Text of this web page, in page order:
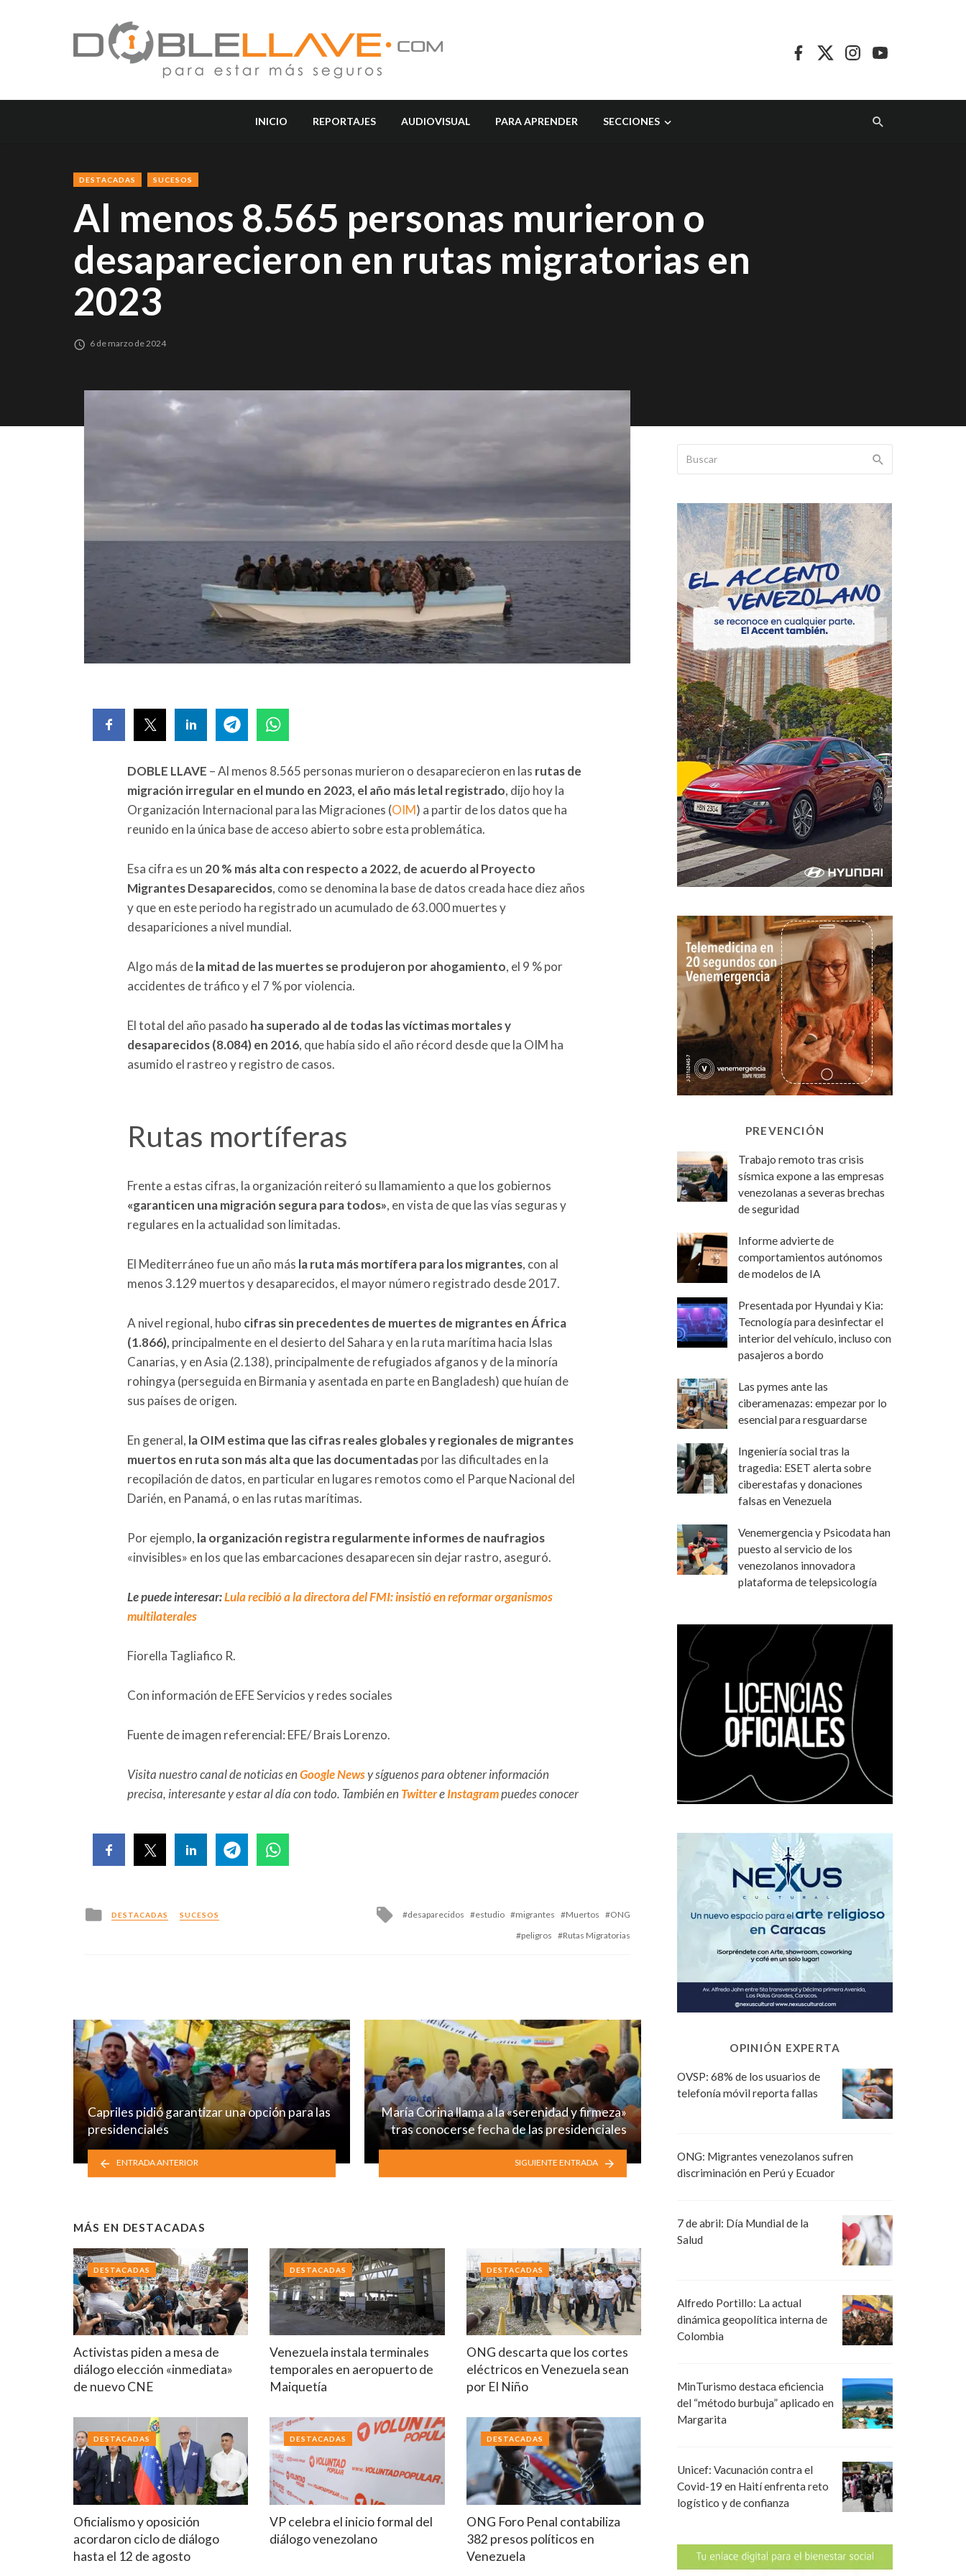
INICIO REPORTAJES AUDIOVISUAL PARA APRENDER SECCIONES
DESTACADAS SUCESOS
Al menos 8.565 personas murieron o
desaparecieron en rutas migratorias en
2023
6 de marzo de 2024
DOBLE LLAVE – Al menos 8.565 personas murieron o desaparecieron en las rutas de
migración irregular en el mundo en 2023, el año más letal registrado, dijo hoy la
Organización Internacional para las Migraciones (OIM) a partir de los datos que ha
reunido en la única base de acceso abierto sobre esta problemática.
Esa cifra es un 20 % más alta con respecto a 2022, de acuerdo al Proyecto
Migrantes Desaparecidos, como se denomina la base de datos creada hace diez años
y que en este periodo ha registrado un acumulado de 63.000 muertes y
desapariciones a nivel mundial.
Algo más dela mitad de las muertes se produjeron por ahogamiento, el 9 % por
accidentes de tráfico y el 7 % por violencia.
El total del año pasado ha superado al de todas las víctimas mortales y
desaparecidos (8.084) en 2016, que había sido el año récord desde que la OIM ha
asumido el rastreo y registro de casos.
Rutas mortíferas
Frente a estas cifras, la organización reiteró su llamamiento a que los gobiernos
«garanticen una migración segura para todos», en vista de que las vías seguras y
regulares en la actualidad son limitadas.
El Mediterráneo fue un año más la ruta más mortífera para los migrantes, con al
menos 3.129 muertos y desaparecidos, el mayor número registrado desde 2017.
A nivel regional, hubo cifras sin precedentes de muertes de migrantes en África
(1.866), principalmente en el desierto del Sahara y en la ruta marítima hacia Islas
Canarias, y en Asia (2.138), principalmente de refugiados afganos y de la minoría
rohingya (perseguida en Birmania y asentada en parte en Bangladesh) que huían de
sus países de origen.
En general, la OIM estima que las cifras reales globales y regionales de migrantes
muertos en ruta son más alta que las documentadaspor las dificultades en la
recopilación de datos, en particular en lugares remotos como el Parque Nacional del
Darién, en Panamá, o en las rutas marítimas.
Por ejemplo, la organización registra regularmente informes de naufragios
«invisibles» en los que las embarcaciones desaparecen sin dejar rastro, aseguró.
Le puede interesar:Lula recibió a la directora del FMI: insistió en reformar organismos
multilaterales
Fiorella Tagliafico R.
Con información de EFE Servicios y redes sociales
Fuente de imagen referencial: EFE/ Brais Lorenzo.
Visita nuestro canal de noticias enGoogle Newsy síguenos para obtener información
precisa, interesante y estar al día con todo. También en TwittereInstagrampuedes conocer
Posted
in
DESTACADAS SUCESOS
Tagged
desaparecidos estudio migrantes Muertos
ONG
peligros
Rutas Migratorias
Capriles pidió garantizar una opción para las
presidenciales
ENTRADA ANTERIOR
María Corina llama a la «serenidad y firmeza»
tras conocerse fecha de las presidenciales
SIGUIENTE ENTRADA
MÁS EN DESTACADAS
Activistas piden a mesa de
diálogo elección «inmediata»
de nuevo CNE
DESTACADAS
Venezuela instala terminales
temporales en aeropuerto de
Maiquetía
DESTACADAS
ONG descarta que los cortes
eléctricos en Venezuela sean
por El Niño
DESTACADAS
Oficialismo y oposición
acordaron ciclo de diálogo
hasta el 12 de agosto
DESTACADAS
VP celebra el inicio formal del
diálogo venezolano
DESTACADAS
ONG Foro Penal contabiliza
382 presos políticos en
Venezuela
DESTACADAS
PREVENCIÓN
Trabajo remoto tras crisis
sísmica expone a las empresas
venezolanas a severas brechas
de seguridad
Informe advierte de
comportamientos autónomos
de modelos de IA
Presentada por Hyundai y Kia:
Tecnología para desinfectar el
interior del vehículo, incluso con
pasajeros a bordo
Las pymes ante las
ciberamenazas: empezar por lo
esencial para resguardarse
Ingeniería social tras la
tragedia: ESET alerta sobre
ciberestafas y donaciones
falsas en Venezuela
Venemergencia y Psicodata han
puesto al servicio de los
venezolanos innovadora
plataforma de telepsicología
OPINIÓN EXPERTA
OVSP: 68% de los usuarios de
telefonía móvil reporta fallas
ONG: Migrantes venezolanos sufren
discriminación en Perú y Ecuador
7 de abril: Día Mundial de la
Salud
Alfredo Portillo: La actual
dinámica geopolítica interna de
Colombia
MinTurismo destaca eficiencia
del “método burbuja” aplicado en
Margarita
Unicef: Vacunación contra el
Covid-19 en Haití enfrenta reto
logístico y de confianza